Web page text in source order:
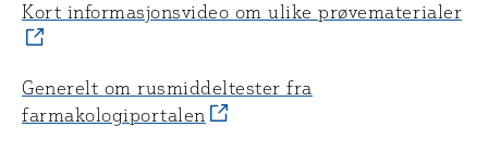
Kort informasjonsvideo om ulike prøvematerialer
Generelt om rusmiddeltester fra
farmakologiportalen